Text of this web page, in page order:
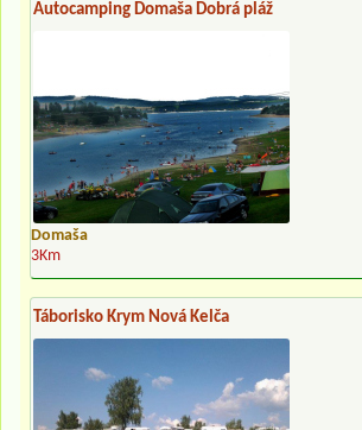
Autocamping Domaša Dobrá pláž
Domaša
3Km
Táborisko Krym Nová Kelča